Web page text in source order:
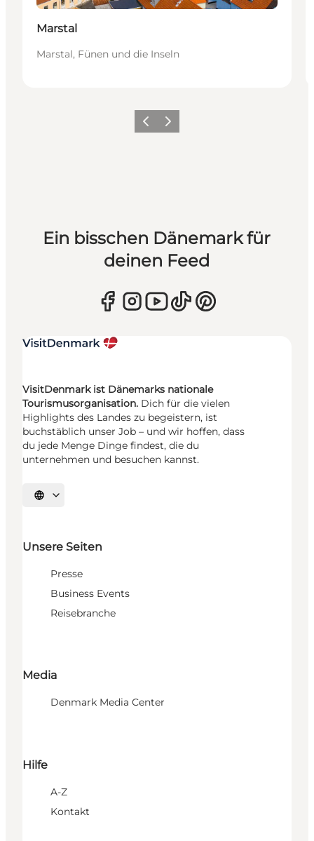
Marstal
Marstal, Fünen und die Inseln
ZurückWeiter
Ein bisschen Dänemark für
deinen Feed
VisitDenmark ist Dänemarks nationale
Tourismusorganisation. Dich für die vielen
Highlights des Landes zu begeistern, ist
buchstäblich unser Job – und wir hoffen, dass
du jede Menge Dinge findest, die du
unternehmen und besuchen kannst.
Sprache auswählen
Unsere Seiten
Presse
Business Events
Reisebranche
Media
Denmark Media Center
Hilfe
A-Z
Kontakt